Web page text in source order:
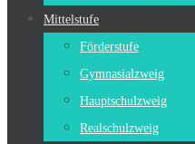
Mittelstufe
Förderstufe
Gymnasialzweig
Hauptschulzweig
Realschulzweig